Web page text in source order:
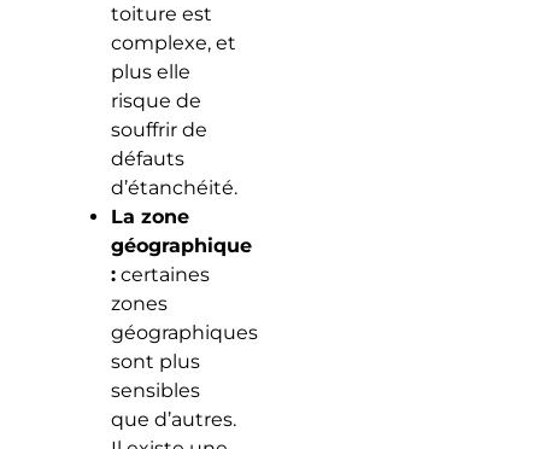
toiture est
complexe, et
plus elle
risque de
souffrir de
défauts
d’étanchéité.
La zone
géographique
:certaines
zones
géographiques
sont plus
sensibles
que d’autres.